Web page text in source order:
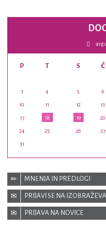
P T S Č
3 4 5 6
10 11 12 13
17 18 19 20
24 25 26 27
31
MNENJA IN PREDLOGI
PRIJAVI SE NA
PRIJAVA NA NOVICE